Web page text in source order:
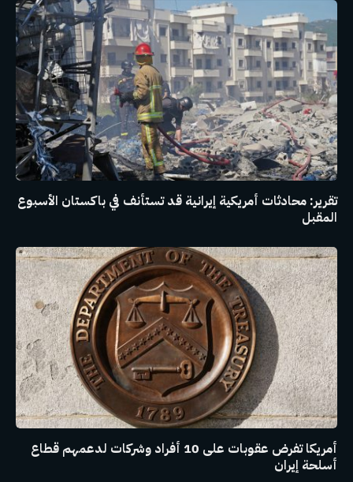
تقرير: محادثات أمريكية إيرانية قد تستأنف في باكستان الأسبوع
المقبل
أمريكا تفرض عقوبات على 10 أفراد وشركات لدعمهم قطاع
أسلحة إيران